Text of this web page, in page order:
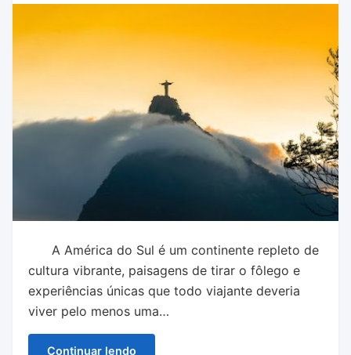
A América do Sul é um continente repleto de
cultura vibrante, paisagens de tirar o fôlego e
experiências únicas que todo viajante deveria
viver pelo menos uma…
Continuar lendo